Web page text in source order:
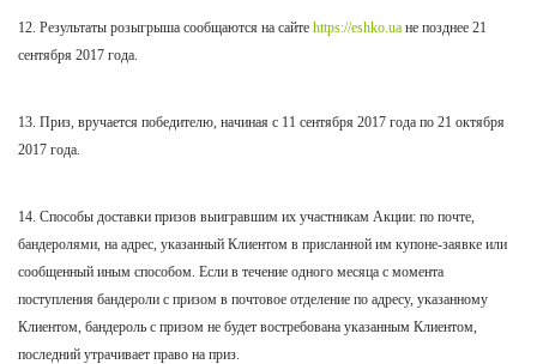
12. Результаты розыгрыша сообщаются на сайте https://eshko.ua не позднее 21
сентября 2017 года.
13. Приз, вручается победителю, начиная с 11 сентября 2017 года по 21 октября
2017 года.
14. Способы доставки призов выигравшим их участникам Акции: по почте,
бандеролями, на адрес, указанный Клиентом в присланной им купоне-заявке или
сообщенный иным способом. Если в течение одного месяца с момента
поступления бандероли с призом в почтовое отделение по адресу, указанному
Клиентом, бандероль с призом не будет востребована указанным Клиентом,
последний утрачивает право на приз.